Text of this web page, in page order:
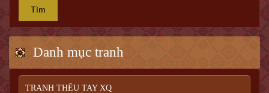
Tìm
Danh mục tranh
TRANH THÊU TAY XQ